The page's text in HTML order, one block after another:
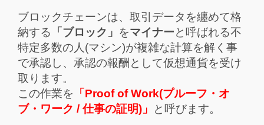
ブロックチェーンは、取引データを纏めて格
納する 「ブロック」 をマイナーと呼ばれる不
特定多数の人(マシン)が複雑な計算を解く事
で承認し、承認の報酬として仮想通貨を受け
取ります。
この作業を 「Proof of Work(プルーフ・オ
ブ・ワーク / 仕事の証明)」
と呼びます。